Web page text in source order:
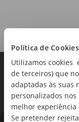
Política de Cookies
Utilizamos cookies
de terceiros) que
adaptadas às suas
personalizados
melhor
Se pretender